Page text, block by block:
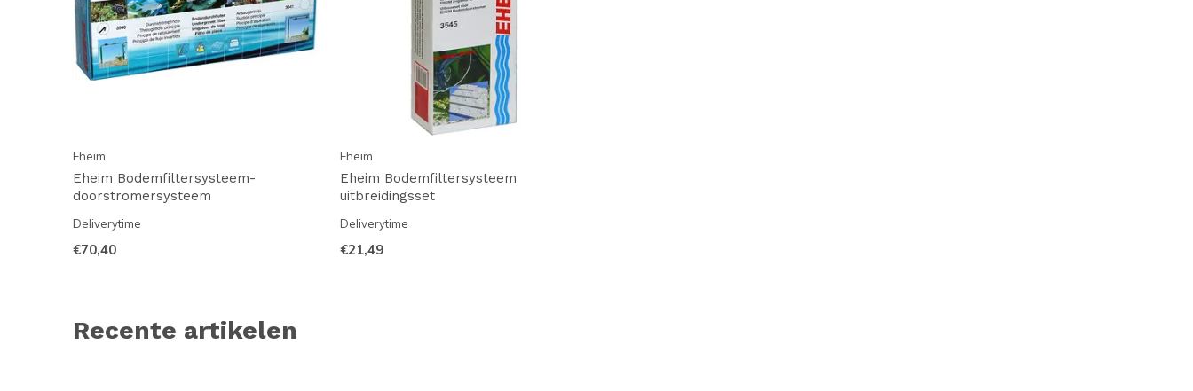
Eheim
Eheim Bodemfiltersysteem-
doorstromersysteem
Deliverytime
€70,40
Eheim
Eheim Bodemfiltersysteem
uitbreidingsset
Deliverytime
€21,49
Recente artikelen